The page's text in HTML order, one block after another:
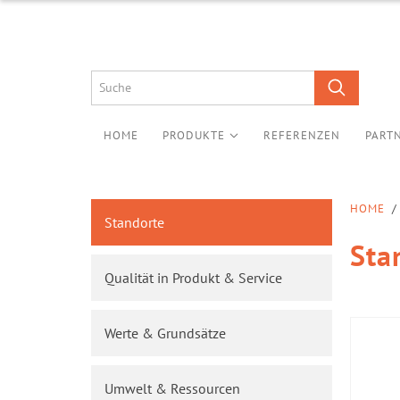
HOME PRODUKTE REFERENZEN
HOME /
Standorte
Qualität in Produkt & Service
Werte & Grundsätze
Umwelt & Ressourcen